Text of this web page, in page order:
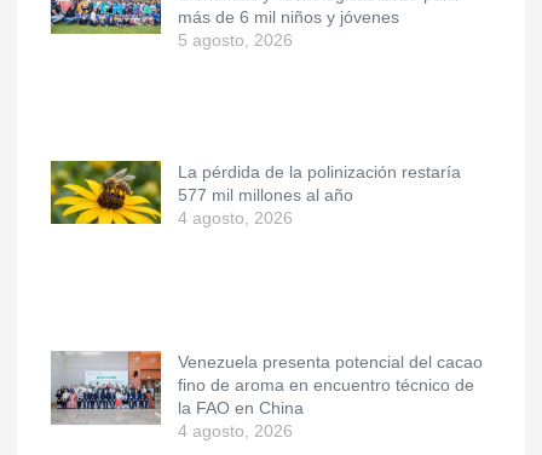
más de 6 mil niños y jóvenes
5 agosto, 2026
La pérdida de la polinización restaría
577 mil millones al año
4 agosto, 2026
Venezuela presenta potencial del cacao
fino de aroma en encuentro técnico de
la FAO en China
4 agosto, 2026